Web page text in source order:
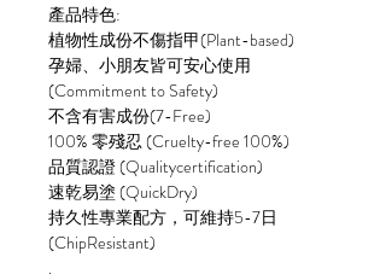
產品特色:
植物性成份不傷指甲(Plant-based)
孕婦、小朋友皆可安心使用
(Commitment to Safety)
不含有害成份(7-Free)
100% 零殘忍 (Cruelty-free 100%)
品質認證 (Qualitycertification)
速乾易塗 (QuickDry)
持久性專業配方，可維持5-7日
(ChipResistant)
.